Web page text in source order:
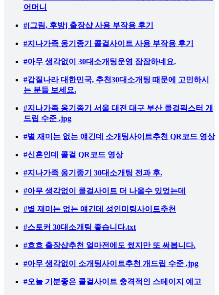
어머니
#[그림, 후방] 출장샵 사용 부작용 후기
#지나가족 옹기종기 콜걸사이트 사용 부작용 후기
#아무 생각없이 30대소개팅운영 잠잠하네요.
#갑질나라 대한민국, 추천30대소개팅 때문에 고민하시
는 분들 보세요.
#지나가족 옹기종기 서울 대전 대구 부산 콜걸픽스터 개
드립 수준 .jpg
#별 재미는 없는 얘긴데 소개팅사이트추천 QR코드 영상
#신혼인데 콜걸 QR코드 영상
#지나가족 옹기종기 30대소개팅 전과 후.
#아무 생각없이 콜걸사이트 더 나올수 있었는데
#별 재미는 없는 얘긴데 성인미팅사이트추천
#스토커 30대소개팅 좋습니다.txt
#흐흐 출장샵추천 얼마전에도 썼지만 또 써봅니다.
#아무 생각없이 소개팅사이트추천 개드립 수준 .jpg
#오늘 기분좋은 콜걸사이트 충격적인 스테이지 예고